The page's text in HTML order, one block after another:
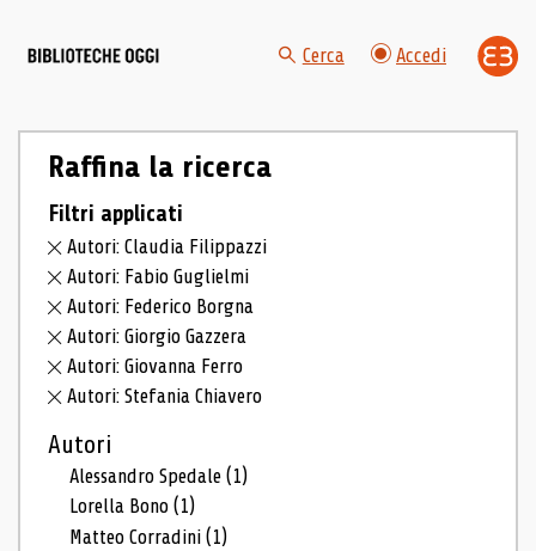
Cerca Accedi
Raffina la ricerca
Filtri applicati
Autori: Claudia Filippazzi
Autori: Fabio Guglielmi
Autori: Federico Borgna
Autori: Giorgio Gazzera
Autori: Giovanna Ferro
Autori: Stefania Chiavero
Autori
Alessandro Spedale(1)
Lorella Bono(1)
Matteo Corradini(1)